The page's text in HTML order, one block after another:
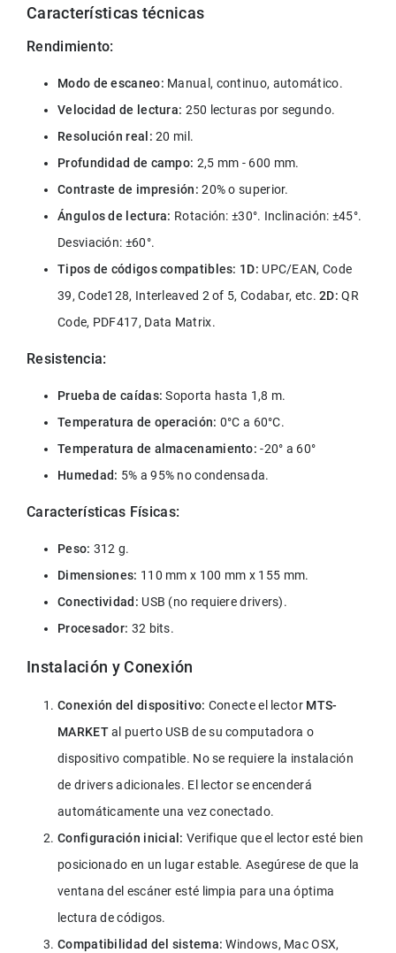
Características técnicas
Rendimiento:
Modo de escaneo: Manual, continuo, automático.
Velocidad de lectura: 250 lecturas por segundo.
Resolución real: 20 mil.
Profundidad de campo: 2,5 mm - 600 mm.
Contraste de impresión: 20% o superior.
Ángulos de lectura: Rotación: ±30°. Inclinación: ±45°.
Desviación: ±60°.
Tipos de códigos compatibles: 1D: UPC/EAN, Code
39, Code128, Interleaved 2 of 5, Codabar, etc. 2D: QR
Code, PDF417, Data Matrix.
Resistencia:
Prueba de caídas: Soporta hasta 1,8 m.
Temperatura de operación: 0°C a 60°C.
Temperatura de almacenamiento: -20° a 60°
Humedad: 5% a 95% no condensada.
Características Físicas:
Peso: 312 g.
Dimensiones: 110 mm x 100 mm x 155 mm.
Conectividad: USB (no requiere drivers).
Procesador: 32 bits.
Instalación y Conexión
Conexión del dispositivo: Conecte el lector MTS-
MARKET al puerto USB de su computadora o
dispositivo compatible. No se requiere la instalación
de drivers adicionales. El lector se encenderá
automáticamente una vez conectado.
Configuración inicial: Verifique que el lector esté bien
posicionado en un lugar estable. Asegúrese de que la
ventana del escáner esté limpia para una óptima
lectura de códigos.
Compatibilidad del sistema: Windows, Mac OSX,